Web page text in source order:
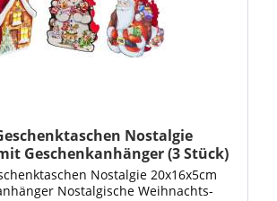
Nostalgie
Geschenkanhänger (3 Stück)
Nostalgie 20x16x5cm
Nostalgische Weihnachts-